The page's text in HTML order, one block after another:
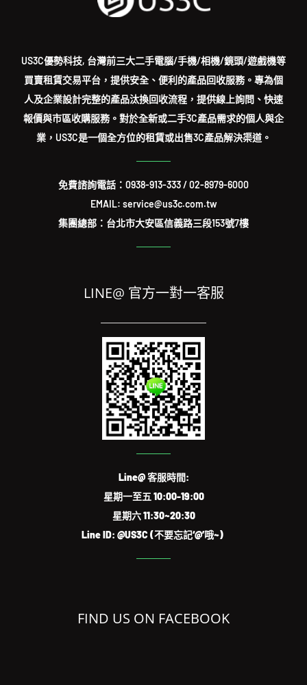
US3C優勢科技, 台灣前三大二手電腦/手機/相機/鏡頭/遊戲機等
買賣租賃交易平台，提供安全、便利的產品回收服務。專為個
人及企業設計完整的產品汰換回收流程，提供線上詢問、快速
報價與市區收購服務。對於全新或二手3C產品需求的個人與企
業，US3C是一個全方位的租賃或出售3C產品解決渠道。
免費諮詢電話： 0938-913-333/02-8979-6000
EMAIL: service@us3c.com.tw
集團總部：台北市大安區信義路三段153號7樓
LINE@ 官方一對一客服
Line@ 客服時間:
星期一至五 10:00-19:00
星期六 11:30~20:30
Line ID: @US3C (不要忘記‘@’哦~)
FIND US ON FACEBOOK